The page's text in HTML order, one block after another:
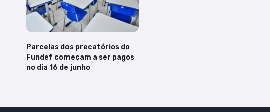
Parcelas dos precatórios do
Fundef começam a ser pagos
no dia 16 de junho